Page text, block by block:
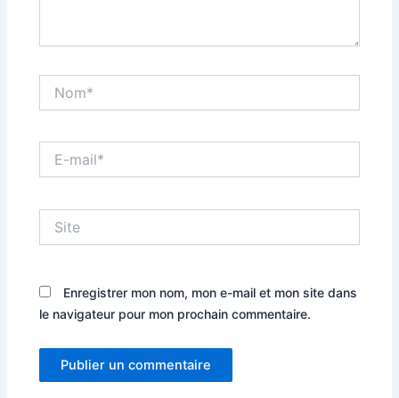
mail*
Enregistrer mon nom, mon e-mail et mon site dans
le navigateur pour mon prochain commentaire.